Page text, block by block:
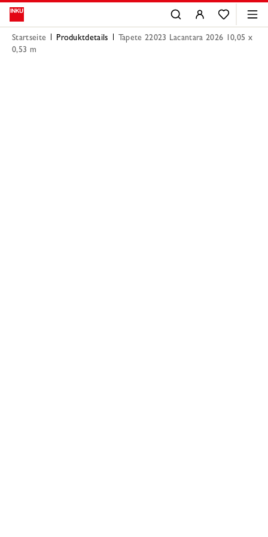
Startseite Produktdetails
Tapete 22023 Lacantara 2026 10,05 x
0,53 m